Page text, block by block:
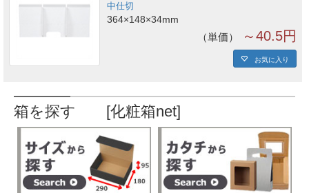
中仕切
364×148×34mm
単価 ～40.5円
お気に入り
箱を探す [化粧箱net]